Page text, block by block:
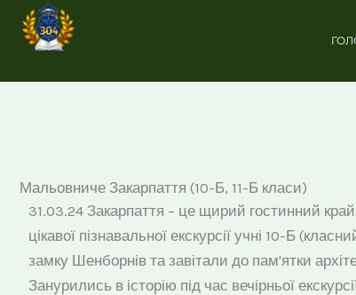
Перейти
Мальовниче Закарпаття (10-Б, 11-Б класи)
31.03.24 Закарпаття – це щирий гостинний
цікавої пізнавальної екскурсії учні 10-Б
замку Шенборнів та завітали до пам'ятки
Занурились в історію під час вечірньої